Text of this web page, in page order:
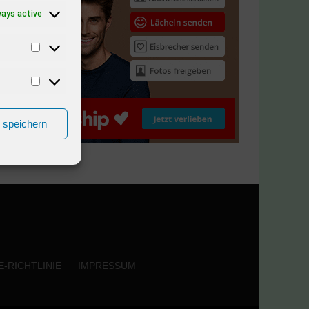
active
speichern
RICHTLINIE IMPRESSUM